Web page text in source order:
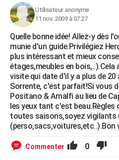
Utilisateur anonyme
11 nov. 2009 à 07:27
Quelle bonne idée! Allez-y dès
munie d'un guide.Privilégiez
plus intéressant et mieux
étages,meubles en bois,..).Cela
visite qui date d'il y a plus de
Sorrente, c'est parfait!Si vous
Positano & Amalfi au lieu de
les yeux tant c'est
toutes saisons,soyez vigilants
(perso,sacs,voitures,etc..).Bon
Commenter 0